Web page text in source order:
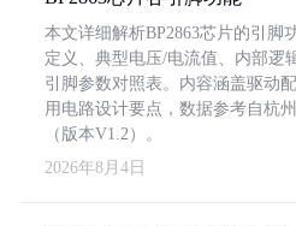
本文详细解析BP2863芯片的引脚
定义、典型电压/电流值、内部逻
引脚参数对照表。内容涵盖驱动
用电路设计要点，数据参考自杭
（版本V1.2）。
2026年8月4日